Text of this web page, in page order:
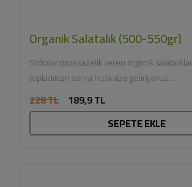
Organik Salatalık (500-550gr)
Sofralarımıza tazelik veren organik
topladıktan sonra hızla size getiriyoruz....
228 TL 189,9 TL
SEPETE EKLE